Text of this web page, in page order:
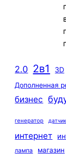
2.0 2в1 3D
Дополненная
бизнес
генератор датчик
интернет
лампа
магазин